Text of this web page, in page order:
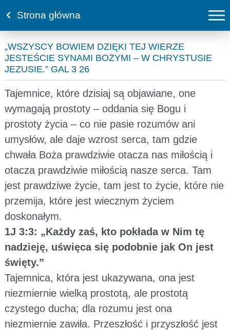
Strona główna
„WSZYSCY BOWIEM DZIĘKI TEJ WIERZE
JESTEŚCIE SYNAMI BOŻYMI – W CHRYSTUSIE
JEZUSIE.” GAL 3 26
Tajemnice, które dzisiaj są objawiane, one
wymagają prostoty – oddania się Bogu i
prostoty życia – co nie pasie rozumów ani
umysłów, ale daje wzrost serca, tam gdzie
chwała Boża prawdziwie otacza nas miłością i
otacza prawdziwie miłością nasze serca. Tam
jest prawdziwe życie, tam jest to życie, które nie
przemija, które jest wiecznym życiem
doskonałym.
1J 3:3: „Każdy zaś, kto pokłada w Nim tę
nadzieję, uświęca się podobnie jak On jest
święty.”
Tajemnica, która jest ukazywana, ona jest
niezmiernie wielką prostotą, ale prostotą
czystego ducha; dla rozumu jest ona
niezmiernie zawiła. Przeszłość i przyszłość jest